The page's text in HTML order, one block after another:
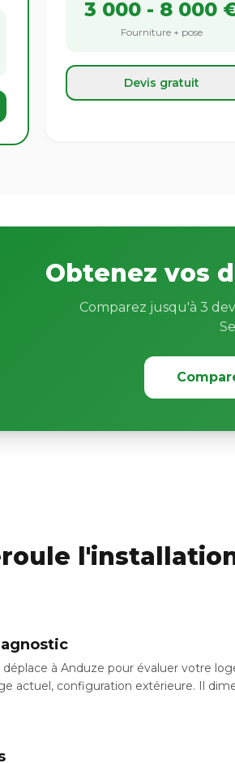
3 000 - 8 000
Fourniture + pose
Devis gratuit
Obtenez vos
Comparez jusqu'à 3
à Anduze pour évaluer votre
actuel, configuration extérieure. Il